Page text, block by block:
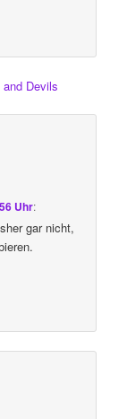
Devils
Uhr:
gar nicht,